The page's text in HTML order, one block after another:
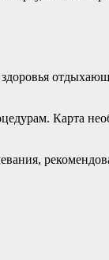
Карта